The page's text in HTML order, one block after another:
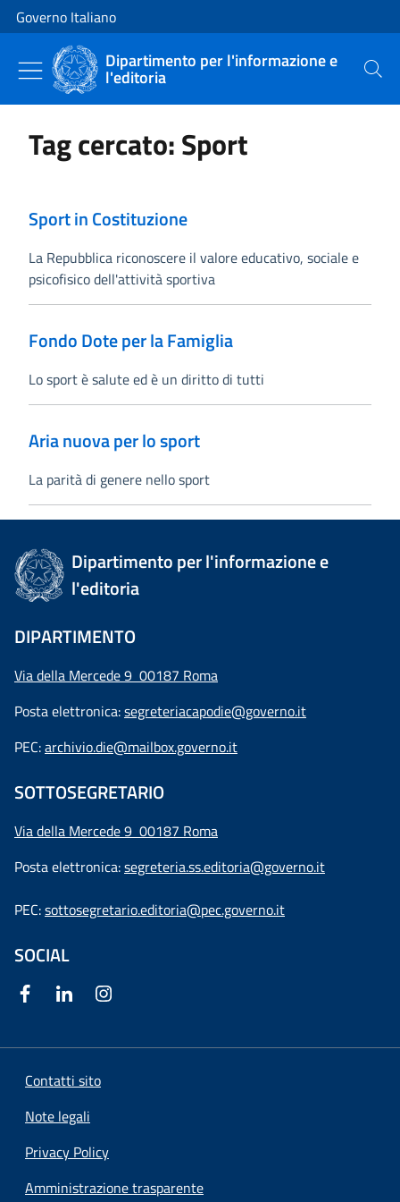
Vai al contenuto
Vai alla navigazione del sito
Governo Italiano
Dipartimento per l'informazione e
l'editoria Cerca
Tag cercato: Sport
Sport in Costituzione
La Repubblica riconoscere il valore educativo, sociale e
psicofisico dell'attività sportiva
Fondo Dote per la Famiglia
Lo sport è salute ed è un diritto di tutti
Aria nuova per lo sport
La parità di genere nello sport
Dipartimento per l'informazione e
l'editoria
DIPARTIMENTO
Via della Mercede 9 00187 Roma
Posta elettronica:segreteriacapodie@governo.it
PEC:archivio.die@mailbox.governo.it
SOTTOSEGRETARIO
Via della Mercede 9 00187 Roma
Posta elettronica:segreteria.ss.editoria@governo.it
PEC:sottosegretario.editoria@pec.governo.it
SOCIAL
Contatti sito
Note legali
Privacy Policy
Amministrazione trasparente